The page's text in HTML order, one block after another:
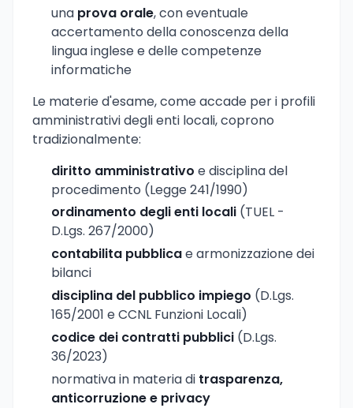
una prova orale, con eventuale
accertamento della conoscenza della
lingua inglese e delle competenze
informatiche
Le materie d'esame, come accade per i profili
amministrativi degli enti locali, coprono
tradizionalmente:
diritto amministrativo e disciplina del
procedimento (Legge 241/1990)
ordinamento degli enti locali (TUEL -
D.Lgs. 267/2000)
contabilita pubblicae armonizzazione dei
bilanci
disciplina del pubblico impiego (D.Lgs.
165/2001 e CCNL Funzioni Locali)
codice dei contratti pubblici (D.Lgs.
36/2023)
normativa in materia di trasparenza,
anticorruzione e privacy